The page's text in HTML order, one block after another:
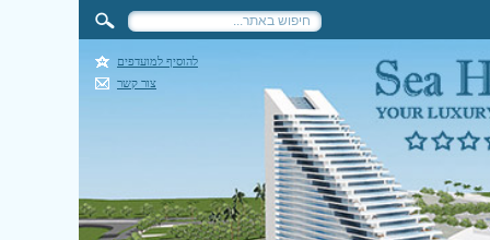
להוסיף למועדפים
צור קשר